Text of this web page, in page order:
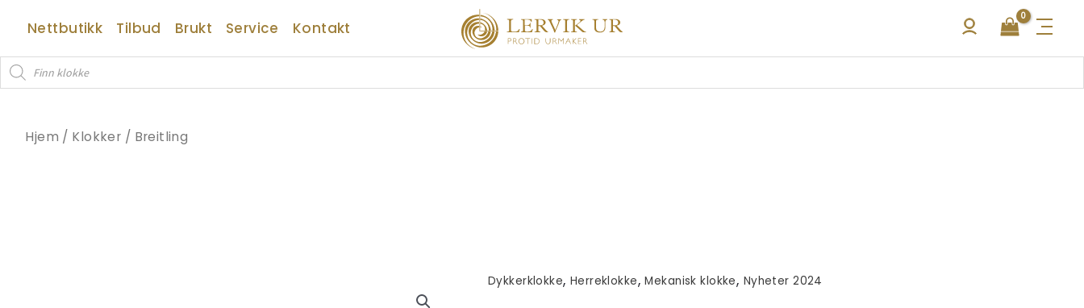
innholdet
Nettbutikk Tilbud Brukt Service
Kontakt
Products
search
Hjem / Klokker / Breitling
Dykkerklokke, Herreklokke,Mekanisk klokke, Nyheter 2024